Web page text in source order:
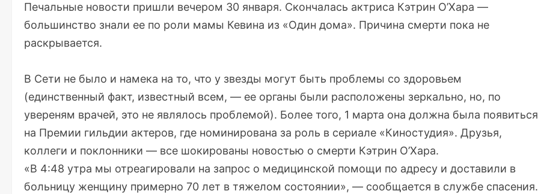
Печальные новости пришли вечером 30 января. Скончалась актриса Кэтрин О’Хара —
большинство знали ее по роли мамы Кевина из «Один дома». Причина смерти пока не
раскрывается.
В Сети не было и намека на то, что у звезды могут быть проблемы со здоровьем
(единственный факт, известный всем, — ее органы были расположены зеркально, но, по
увереням врачей, это не являлось проблемой). Более того, 1 марта она должна была появиться
на Премии гильдии актеров, где номинирована за роль в сериале «Киностудия». Друзья,
коллеги и поклонники — все шокированы новостью о смерти Кэтрин О’Хара.
«В 4:48 утра мы отреагировали на запрос о медицинской помощи по адресу и доставили в
больницу женщину примерно 70 лет в тяжелом состоянии», — сообщается в службе спасения.